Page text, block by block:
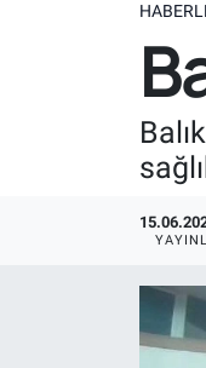
Süper Lig
Tüm Manşetler
Son Dakika
Haber Arşivi